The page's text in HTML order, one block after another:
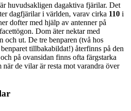
huvudsakligen dagaktiva fjärilar. Det
dagfjärilar i världen, varav cirka 110 i
dofter med hjälp av antenner på
Dom äter nektar med
och ut. De tre benparen (två hos
tillbakabildat!) återfinns på den
på ovansidan finns ofta färgstarka
de vilar är resta mot varandra över